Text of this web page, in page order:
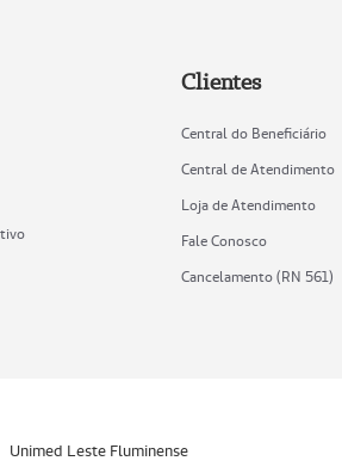
Clientes
Central do Beneficiário
Central de Atendimento
Loja de Atendimento
Fale Conosco
Cancelamento (RN 561)
Unimed Leste Fluminense